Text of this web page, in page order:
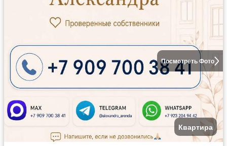
Посмотреть Фото
Квартира